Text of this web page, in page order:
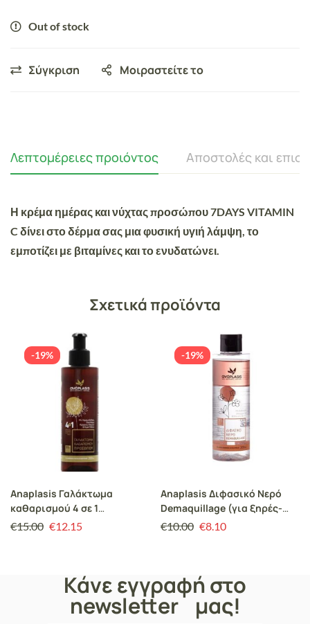
Out of stock
Σύγκριση Μοιραστείτε το
Λεπτομέρειες προιόντος Αποστολές και
Η κρέμα ημέρας και νύχτας προσώπου 7DAYS VITAMIN
C δίνει στο δέρμα σας μια φυσική υγιή λάμψη, το
εμποτίζει με βιταμίνες και το ενυδατώνει.
Σχετικά προϊόντα
-19%
Anaplasis Γαλάκτωμα
καθαρισμού 4 σε 1
προσώπου και ματιών (για
€15.00 €12.15
-19%
Anaplasis Διφασικό Νερό
Demaquillage (για ξηρές-
κανονικές επιδερμίδες)
€10.00 €8.10
Κάνε εγγραφή στο
newsletter μας!